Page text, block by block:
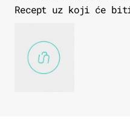
Recept uz koji će